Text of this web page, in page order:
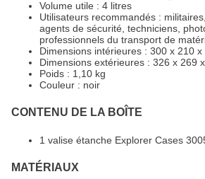
Volume utile : 4 litres
Utilisateurs recommandés :
agents de sécurité, techniciens,
professionnels du transport de
Dimensions intérieures : 300 x 210 x
Dimensions extérieures : 326 x 269
Poids : 1,10 kg
Couleur : noir
CONTENU DE LA BOÎTE
1 valise étanche Explorer Cases
MATÉRIAUX